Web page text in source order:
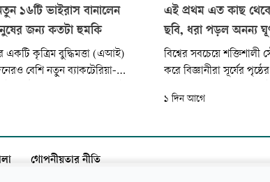
১৬টি ভাইরাস বানালেন
জন্য কতটা হুমকি
কৃত্রিম বুদ্ধিমত্তা (এআই)
বেশি নতুন ব্যাকটেরিয়া-
বিজ্ঞানীরা এই মডেলকে
পর সেই ধরনগুলো পুনর্লিখনের
দেখা যায়নি...
এই প্রথম এত কাছ
ছবি, ধরা পড়ল অনন্য
বিশ্বের সবচেয়ে শক্তিশালী
করে বিজ্ঞানীরা সূর্যের
বিস্তারিতভাবে দেখা
দেখা গেছে, যা আগে
১ দিন আগে
গোপনীয়তার নীতি